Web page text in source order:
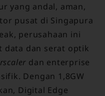
yang andal, aman,
pusat di Singapura
perusahaan ini
data dan serat optik
dan enterprise
Dengan 1,8GW
Digital Edge